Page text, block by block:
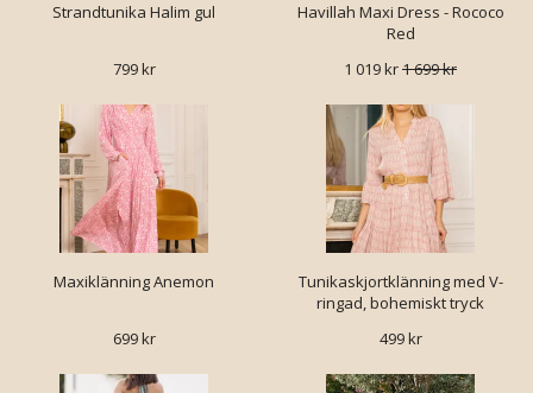
Strandtunika Halim gul
799 kr
Havillah Maxi Dress - Rococo
Red
1 019 kr1 699 kr
Maxiklänning Anemon
699 kr
Tunikaskjortklänning med V-
ringad, bohemiskt tryck
499 kr